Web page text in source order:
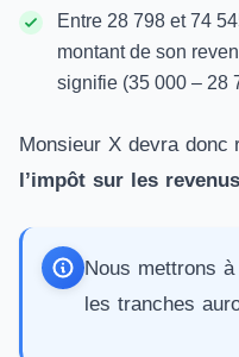
Entre 28 798 et 74
montant de son
signifie (35 000 – 28
Monsieur X devra donc
l’impôt sur les revenus
Nous mettrons
les tranches